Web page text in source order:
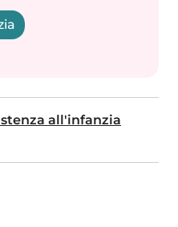
all'infanzia